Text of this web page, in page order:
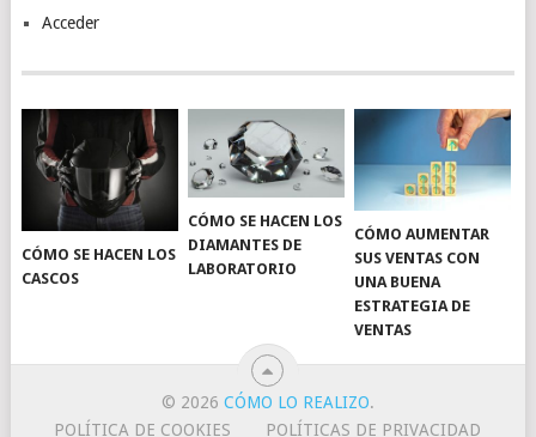
Acceder
CÓMO SE HACEN LOS
CASCOS
CÓMO SE HACEN LOS
DIAMANTES DE
LABORATORIO
CÓMO AUMENTAR
SUS VENTAS CON
UNA BUENA
ESTRATEGIA DE
VENTAS
© 2026 CÓMO LO REALIZO.
POLÍTICA DE COOKIES
POLÍTICAS DE PRIVACIDAD